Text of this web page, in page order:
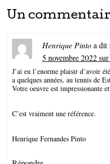
Un
Henrique Pinto a dit :
5 novembre 2022
J’ai eu l’enorme plaisir d’avoir
a quelques années, au tennis de
Votre oeuvre est impressionante
C’est vraiment une référence.
Henrique Fernandes Pinto